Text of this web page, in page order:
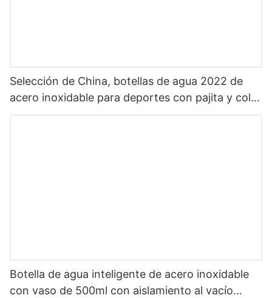
Selección de China, botellas de agua 2022 de
acero inoxidable para deportes con pajita y color
personalizado, zona increíble, superventas
Botella de agua inteligente de acero inoxidable
con vaso de 500ml con aislamiento al vacío